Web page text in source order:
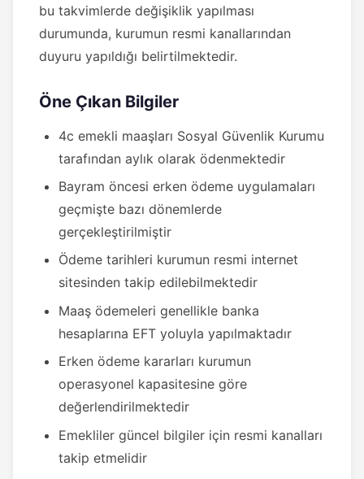
bu takvimlerde değişiklik yapılması
durumunda, kurumun resmi kanallarından
duyuru yapıldığı belirtilmektedir.
Öne Çıkan Bilgiler
4c emekli maaşları Sosyal Güvenlik Kurumu
tarafından aylık olarak ödenmektedir
Bayram öncesi erken ödeme uygulamaları
geçmişte bazı dönemlerde
gerçekleştirilmiştir
Ödeme tarihleri kurumun resmi internet
sitesinden takip edilebilmektedir
Maaş ödemeleri genellikle banka
hesaplarına EFT yoluyla yapılmaktadır
Erken ödeme kararları kurumun
operasyonel kapasitesine göre
değerlendirilmektedir
Emekliler güncel bilgiler için resmi kanalları
takip etmelidir